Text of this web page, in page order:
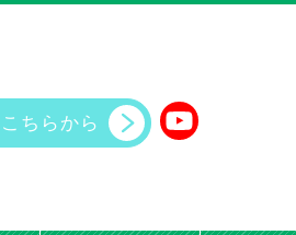
こちらから